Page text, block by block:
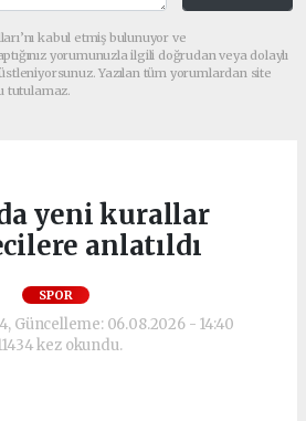
kabul etmiş bulunuyor ve
yorumunuzla ilgili doğrudan veya dolaylı
Yazılan tüm yorumlardan site
tutulamaz.
yeni kurallar
anlatıldı
SPOR
Güncelleme: 06.08.2026 - 14:40
kez okundu.